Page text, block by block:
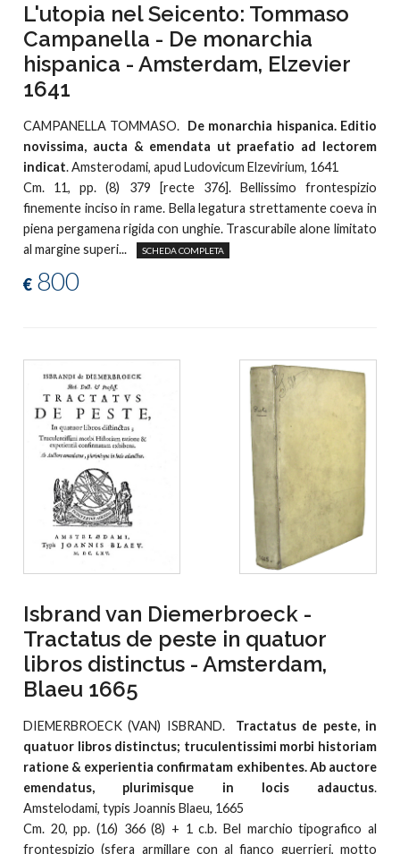
L'utopia nel Seicento: Tommaso
Campanella - De monarchia
hispanica - Amsterdam, Elzevier
1641
CAMPANELLA TOMMASO. De monarchia hispanica. Editio
novissima, aucta & emendata ut praefatio ad lectorem
indicat. Amsterodami, apud Ludovicum Elzevirium, 1641
Cm. 11, pp. (8) 379 [recte 376]. Bellissimo frontespizio
finemente inciso in rame. Bella legatura strettamente coeva in
piena pergamena rigida con unghie. Trascurabile alone limitato
al margine superi...
SCHEDA COMPLETA
€ 800
Isbrand van Diemerbroeck -
Tractatus de peste in quatuor
libros distinctus - Amsterdam,
Blaeu 1665
DIEMERBROECK (VAN) ISBRAND.
Tractatus de peste, in
quatuor libros distinctus; truculentissimi morbi historiam
ratione & experientia confirmatam exhibentes. Ab auctore
emendatus, plurimisque in locis adauctus.
Amstelodami, typis Joannis Blaeu, 1665
Cm. 20, pp. (16) 366 (8) + 1 c.b. Bel marchio tipografico al
frontespizio (sfera armillare con al fianco guerrieri, motto